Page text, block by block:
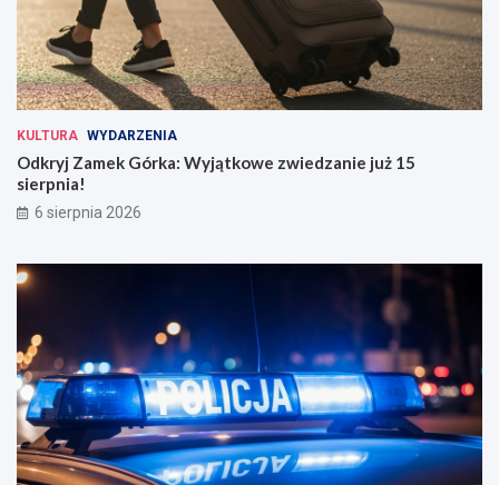
KULTURA WYDARZENIA
Odkryj Zamek Górka: Wyjątkowe zwiedzanie już 15
sierpnia!
6 sierpnia 2026